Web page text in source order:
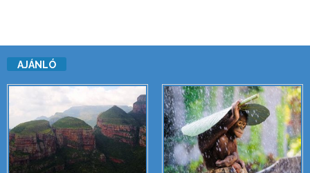
AJÁNLÓ